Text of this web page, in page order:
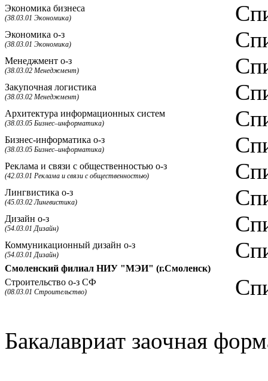
Экономика бизнеса
(38.03.01 Экономика)
Экономика о-з
(38.03.01 Экономика)
Менеджмент о-з
(38.03.02 Менеджмент)
Закупочная логистика
(38.03.02 Менеджмент)
Архитектура информационных систем
(38.03.05 Бизнес–информатика)
Бизнес-информатика о-з
(38.03.05 Бизнес–информатика)
Реклама и связи с общественностью о-з
(42.03.01 Реклама и связи с общественностью)
Лингвистика о-з
(45.03.02 Лингвистика)
Дизайн о-з
(54.03.01 Дизайн)
Коммуникационный дизайн о-з
(54.03.01 Дизайн)
Смоленский филиал НИУ "МЭИ" (г.Смоленск)
Строительство о-з СФ
(08.03.01 Строительство)
Бакалавриат заочная